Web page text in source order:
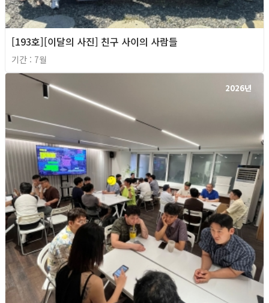
[193호][이달의 사진] 친구 사이의 사람들
기간 : 7월
2026년